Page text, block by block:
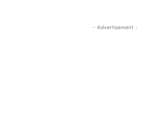
- Advertisement -